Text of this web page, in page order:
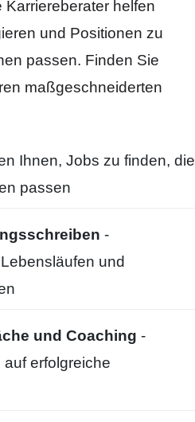
helfen
und Positionen zu
passen. Finden Sie
maßgeschneiderten
Ihnen, Jobs zu finden, die
passen
-
und
und Coaching -
erfolgreiche